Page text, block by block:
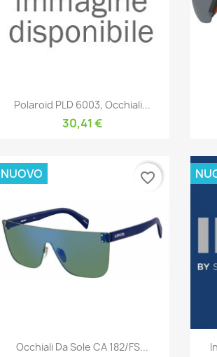
Anteprima
Polaroid PLD 6003, Occhiali...
30,41 €
Anteprima
Occhiali Da Sole CA 182/FS...
NUOVO favorite_border